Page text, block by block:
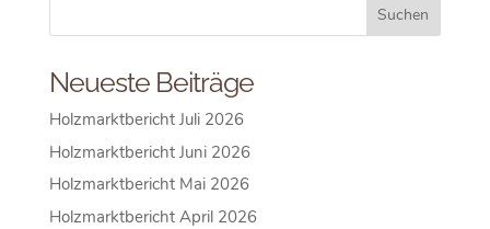
Neueste Beiträge
Holzmarktbericht Juli 2026
Holzmarktbericht Juni 2026
Holzmarktbericht Mai 2026
Holzmarktbericht April 2026